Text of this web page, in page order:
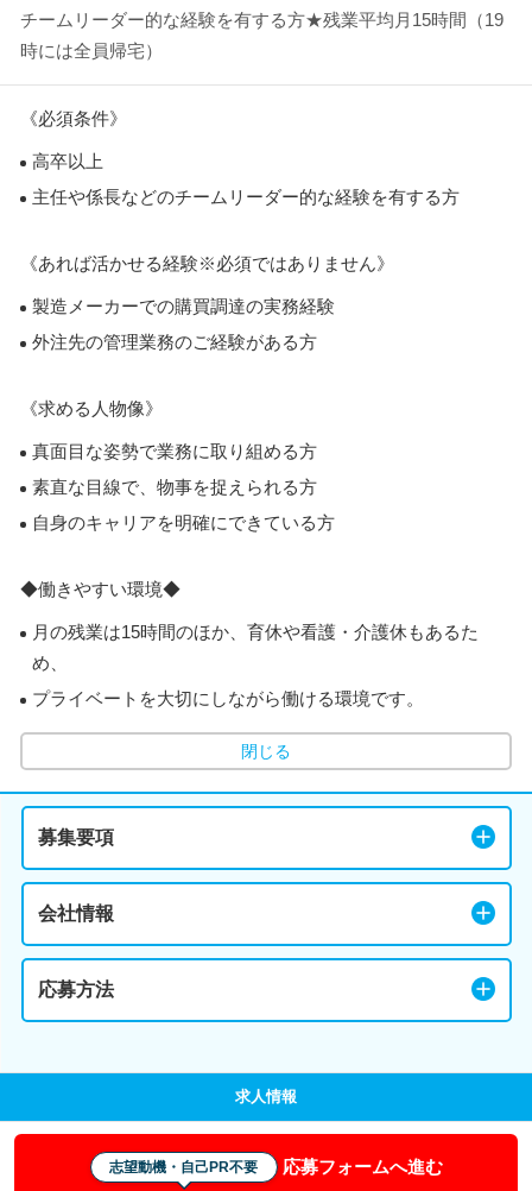
チームリーダー的な経験を有する方★残業平均月15時間（19
時には全員帰宅）
《必須条件》
高卒以上
主任や係長などのチームリーダー的な経験を有する方
《あれば活かせる経験※必須ではありません》
製造メーカーでの購買調達の実務経験
外注先の管理業務のご経験がある方
《求める人物像》
真面目な姿勢で業務に取り組める方
素直な目線で、物事を捉えられる方
自身のキャリアを明確にできている方
◆働きやすい環境◆
月の残業は15時間のほか、育休や看護・介護休もあるた
め、
プライベートを大切にしながら働ける環境です。
閉じる
募集要項
会社情報
応募方法
求人情報
志望動機・自己PR不要 応募フォームへ進む